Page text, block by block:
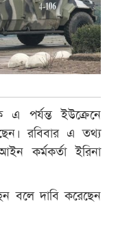
এ পর্যন্ত ইউক্রেনে
রবিবার এ তথ্য
কর্মকর্তা ইরিনা
দাবি করেছেন